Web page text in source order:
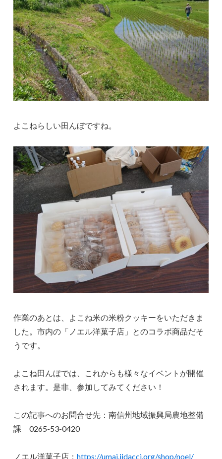
よこねらしい田んぼですね。
作業のあとは、よこね米の米粉クッキーをいただきま
した。市内の「ノエル洋菓子店」とのコラボ商品だそ
うです。
よこね田んぼでは、これからも様々なイベントが開催
されます。是非、参加してみてください！
この記事へのお問合せ先：南信州地域振興局農地整備
課 0265-53-0420
ノエル洋菓子店：https://umai.iidacci.org/shop/noel/